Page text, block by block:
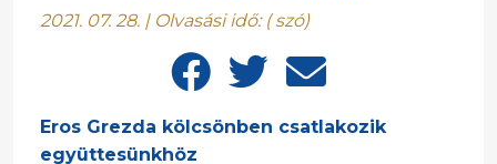
2021. 07. 28. | Olvasási idő: (szó)
Eros Grezda kölcsönben csatlakozik
együttesünkhöz